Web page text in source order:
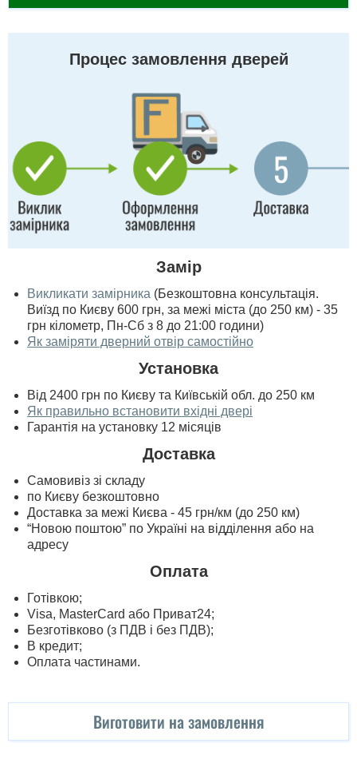
Процес замовлення дверей
Замір
Викликати замірника (Безкоштовна консультація.
Виїзд по Києву 600 грн, за межі міста (до 250 км) - 35
грн кілометр, Пн-Сб з 8 до 21:00 години)
Як заміряти дверний отвір самостійно
Установка
Від 2400 грн по Києву та Київській обл. до 250 км
Як правильно встановити вхідні двері
Гарантія на установку 12 місяців
Доставка
Самовивіз зі складу
по Києву безкоштовно
Доставка за межі Києва - 45 грн/км (до 250 км)
“Новою поштою” по Україні на відділення або на
адресу
Оплата
Готівкою;
Visa, MasterСard або Приват24;
Безготівково (з ПДВ і без ПДВ);
В кредит;
Оплата частинами.
Виготовити на замовлення